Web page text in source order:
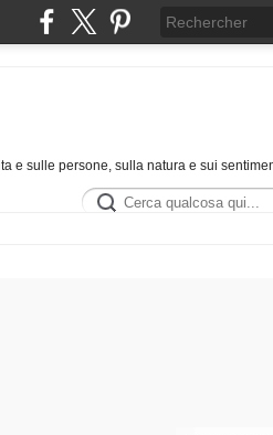
e sulle persone, sulla natura e sui